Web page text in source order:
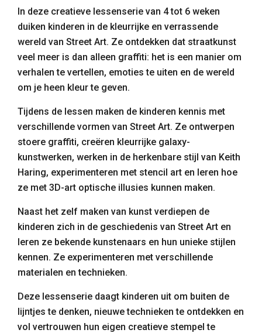
In deze creatieve lessenserie van 4 tot 6 weken
duiken kinderen in de kleurrijke en verrassende
wereld van Street Art. Ze ontdekken dat straatkunst
veel meer is dan alleen graffiti: het is een manier om
verhalen te vertellen, emoties te uiten en de wereld
om je heen kleur te geven.
Tijdens de lessen maken de kinderen kennis met
verschillende vormen van Street Art. Ze ontwerpen
stoere graffiti, creëren kleurrijke galaxy-
kunstwerken, werken in de herkenbare stijl van Keith
Haring, experimenteren met stencil art en leren hoe
ze met 3D-art optische illusies kunnen maken.
Naast het zelf maken van kunst verdiepen de
kinderen zich in de geschiedenis van Street Art en
leren ze bekende kunstenaars en hun unieke stijlen
kennen. Ze experimenteren met verschillende
materialen en technieken.
Deze lessenserie daagt kinderen uit om buiten de
lijntjes te denken, nieuwe technieken te ontdekken en
vol vertrouwen hun eigen creatieve stempel te